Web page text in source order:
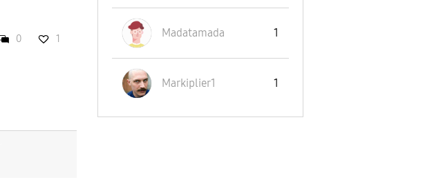
0 1 Madatamada 1
Markiplier1 1